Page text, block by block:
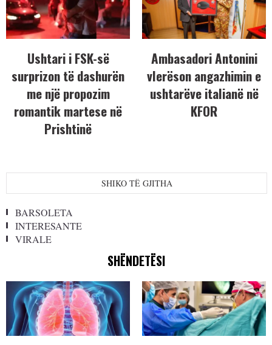
Ushtari i FSK-së
surprizon të dashurën
me një propozim
romantik martese në
Prishtinë
Ambasadori Antonini
vlerëson angazhimin e
ushtarëve italianë në
KFOR
SHIKO TË GJITHA
BARSOLETA
INTERESANTE
VIRALE
SHËNDETËSI